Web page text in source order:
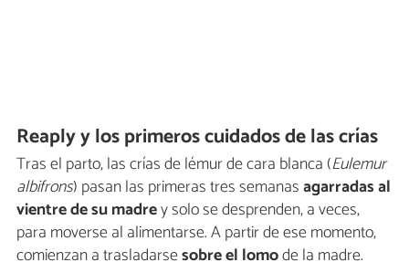
Reaply y los primeros cuidados de las crías
Tras el parto, las crías de lémur de cara blanca (Eulemur
albifrons) pasan las primeras tres semanasagarradas al
vientre de su madrey solo se desprenden, a veces,
para moverse al alimentarse. A partir de ese momento,
comienzan a trasladarsesobre el lomode la madre.